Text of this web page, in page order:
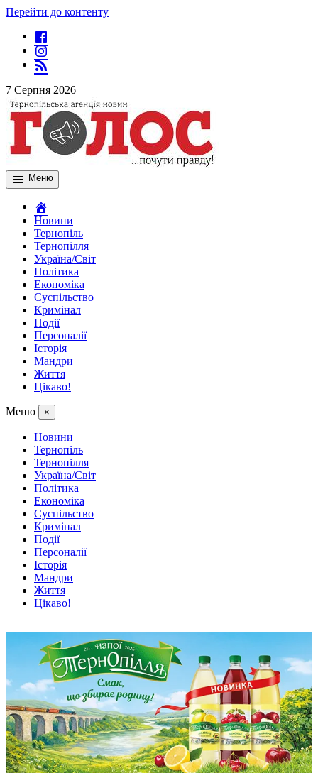
Перейти до контенту
7 Серпня 2026
Меню
Новини
Тернопіль
Тернопілля
Україна/Світ
Політика
Економіка
Суспільство
Кримінал
Події
Персоналії
Історія
Мандри
Життя
Цікаво!
Меню ×
Новини
Тернопіль
Тернопілля
Україна/Світ
Політика
Економіка
Суспільство
Кримінал
Події
Персоналії
Історія
Мандри
Життя
Цікаво!